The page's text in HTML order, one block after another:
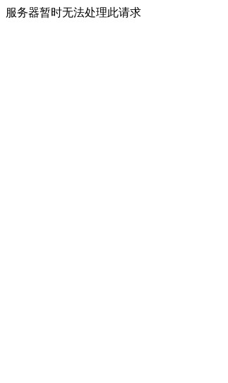
服务器暂时无法处理此请求